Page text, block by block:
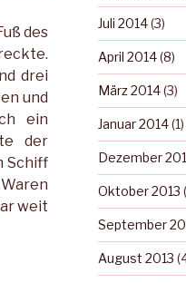
des
drei
und
ein
der
Schiff
weit
Juli 2014(3)
April 2014(8)
März 2014(3)
Januar 2014(1)
Dezember
Oktober 2013
September
August 2013